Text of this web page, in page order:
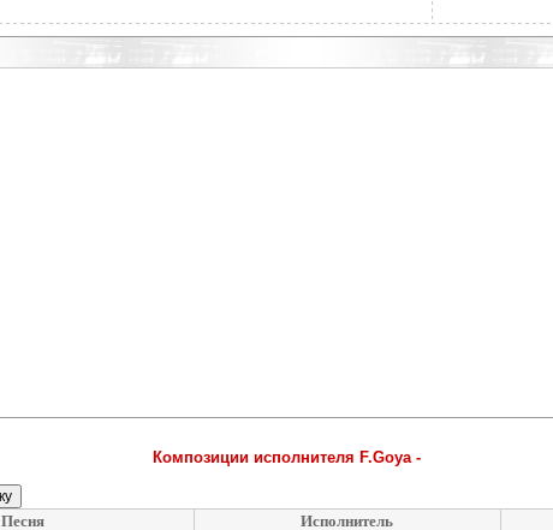
Композиции исполнителя F.Goya -
Песня Исполнитель